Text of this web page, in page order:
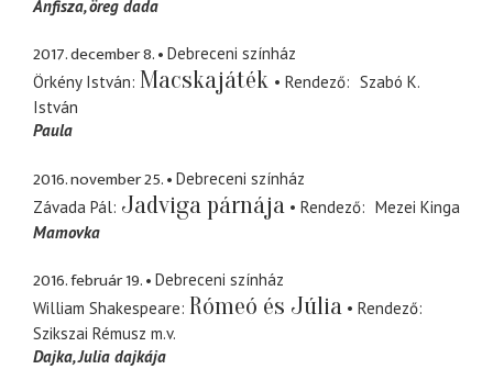
Anfisza öreg dada
2017. december 8.
Debreceni színház
Örkény István Macskajáték Rendező
Szabó K.
István
Paula
2016. november 25.
Debreceni színház
Závada Pál Jadviga párnája Rendező
Mezei Kinga
Mamovka
2016. február 19.
Debreceni színház
William Shakespeare Rómeó és Júlia
Rendező
Szikszai Rémusz m.v.
Dajka Julia dajkája